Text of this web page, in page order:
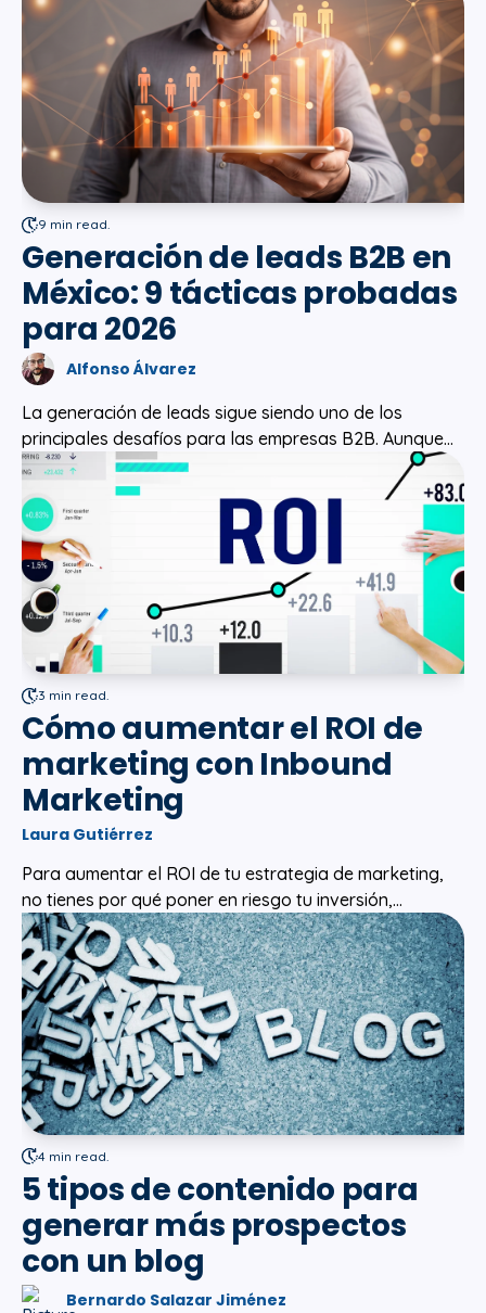
9 min read.
Generación de leads B2B en
México: 9 tácticas probadas
para 2026
Alfonso Álvarez
La generación de leads sigue siendo uno de los
principales desafíos para las empresas B2B. Aunque...
3 min read.
Cómo aumentar el ROI de
marketing con Inbound
Marketing
Laura Gutiérrez
Para aumentar el ROI de tu estrategia de marketing,
no tienes por qué poner en riesgo tu inversión,...
4 min read.
5 tipos de contenido para
generar más prospectos
con un blog
Bernardo Salazar Jiménez